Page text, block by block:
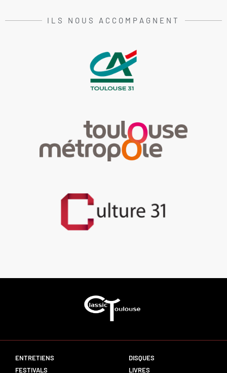
ILS NOUS ACCOMPAGNENT
ENTRETIENS
FESTIVALS
DISQUES
LIVRES